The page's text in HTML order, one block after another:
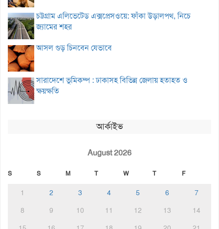
চট্টগ্রাম এলিভেটেড এক্সপ্রেসওয়ে: ফাঁকা উড়ালপথ, নিচে
জ্যামের শহর
আসল গুড় চিনবেন যেভাবে
সারাদেশে ভূমিকম্প : ঢাকাসহ বিভিন্ন জেলায় হতাহত ও
ক্ষয়ক্ষতি
আর্কাইভ
August 2026
S S M T W T F
1 2 3 4 5 6
7
8
9 10 11 12 13
14